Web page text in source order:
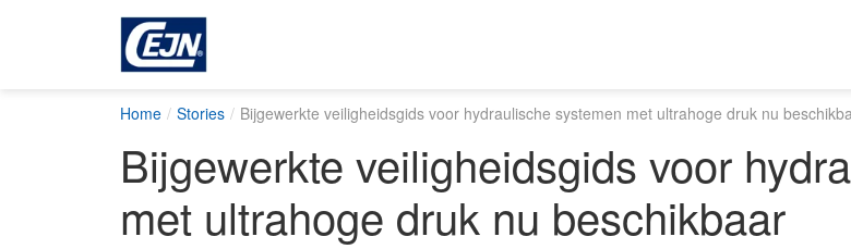
Home Stories Bijgewerkte veiligheidsgids voor hydraulische systemen met ultrahoge druk nu
Bijgewerkte veiligheidsgids voor
met ultrahoge druk nu beschikbaar